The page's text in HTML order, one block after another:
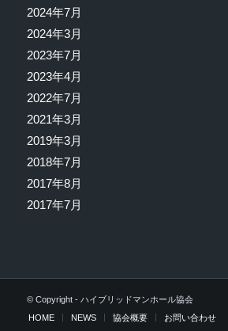
2024年7月
2024年3月
2023年7月
2023年4月
2022年7月
2021年3月
2019年3月
2018年7月
2017年8月
2017年7月
© Copyright - ハイブリッドマンホール協会
HOME
NEWS 協会概要 お問い合わせ